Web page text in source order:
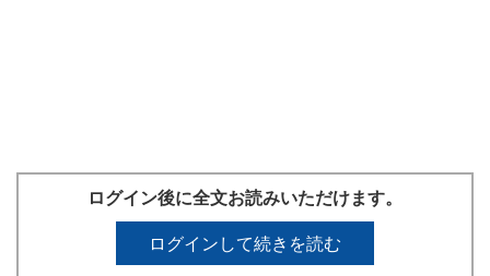
ログイン後に全文お読みいただけます。
ログインして続きを読む